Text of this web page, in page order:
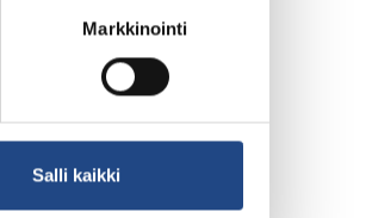
Markkinointi
Salli kaikki